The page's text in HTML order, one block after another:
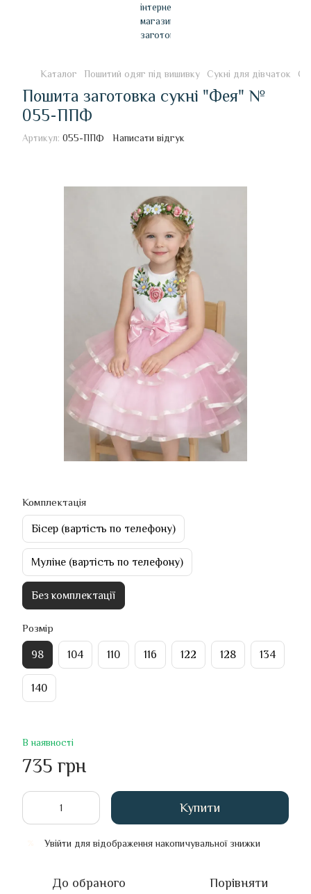
Каталог Пошитий одяг під вишивку Сукні для дівчаток
Пошита заготовка сукні "Фея" №
055-ППФ
Артикул: 055-ППФ Написати відгук
Комплектація
Бісер (вартість по телефону)
Муліне (вартість по телефону)
Без комплектації
Розмір
98 104 110 116 122 128 134
140
В наявності
735 грн
Купити
Увійти для відображення накопичувальної знижки
До обраного Порівняти